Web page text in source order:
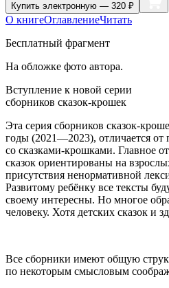
Купить электронную — 320 ₽
О книгеОглавлениеЧитать
Бесплатный фрагмент
На обложке фото автора.
Вступление к новой серии
сборников сказок-крошек
Эта серия сборников сказок-
годы (2021—2023), отличается
со сказками-крошками. Главное
сказок ориентированы на
присутствия ненормативной
Развитому ребёнку все тексты
своему интересны. Но многое
человеку. Хотя детских сказок и
Все сборники имеют общую
по некоторым смысловым